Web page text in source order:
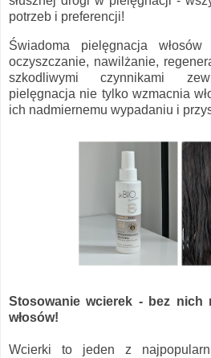
potrzeb i preferencji!
Świadoma pielęgnacja
oczyszczanie, nawilżanie,
szkodliwymi czynnikami
pielęgnacja nie tylko wzmacnia
ich nadmiernemu wypadaniu i
Stosowanie wcierek - bez nich
włosów!
Wcierki to jeden z